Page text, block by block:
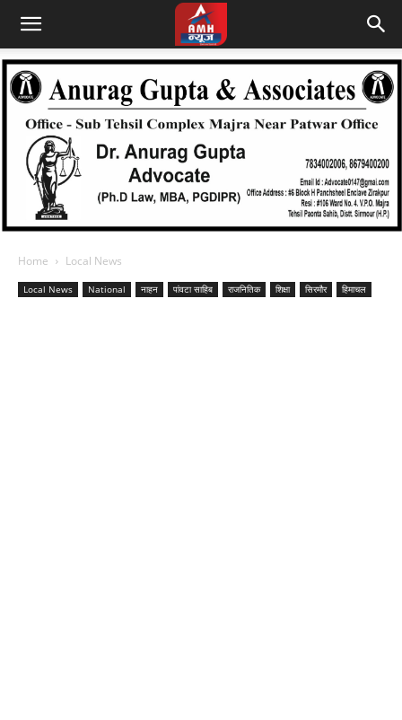
Home Local News
Local News National नाहन पांवटा साहिब राजनितिक शिक्षा सिरमौर हिमाचल